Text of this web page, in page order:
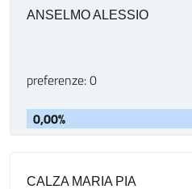
ANSELMO ALESSIO
preferenze: 0
0,00%
CALZA MARIA PIA